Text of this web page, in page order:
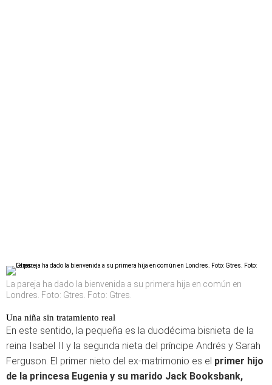
La pareja ha dado la bienvenida a su primera hija en común en
Londres. Foto: Gtres. Foto: Gtres.
Una niña sin tratamiento real
En este sentido, la pequeña es la duodécima bisnieta de la
reina Isabel II y la segunda nieta del príncipe Andrés y Sarah
Ferguson. El primer nieto del ex-matrimonio es el primer hijo
de la princesa Eugenia y su marido Jack Booksbank,